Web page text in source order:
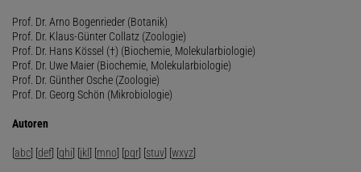
Prof. Dr. Arno Bogenrieder (Botanik)
Prof. Dr. Klaus-Günter Collatz (Zoologie)
Prof. Dr. Hans Kössel (†) (Biochemie, Molekularbiologie)
Prof. Dr. Uwe Maier (Biochemie, Molekularbiologie)
Prof. Dr. Günther Osche (Zoologie)
Prof. Dr. Georg Schön (Mikrobiologie)
Autoren
[abc] [def] [ghi] [jkl] [mno] [pqr] [stuv] [wxyz]